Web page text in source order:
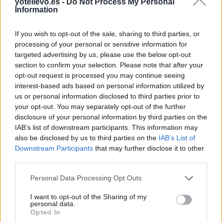
Information
If you wish to opt-out of the sale, sharing to third parties, or
processing of your personal or sensitive information for
targeted advertising by us, please use the below opt-out
section to confirm your selection. Please note that after your
opt-out request is processed you may continue seeing
interest-based ads based on personal information utilized by
us or personal information disclosed to third parties prior to
your opt-out. You may separately opt-out of the further
disclosure of your personal information by third parties on the
IAB’s list of downstream participants. This information may
also be disclosed by us to third parties on the IAB’s List of
Downstream Participants that may further disclose it to other
Personal Data Processing Opt Outs
I want to opt-out of the Sharing of my
personal data.
Opted In
Cómo ir desde Livramento a Garopaba